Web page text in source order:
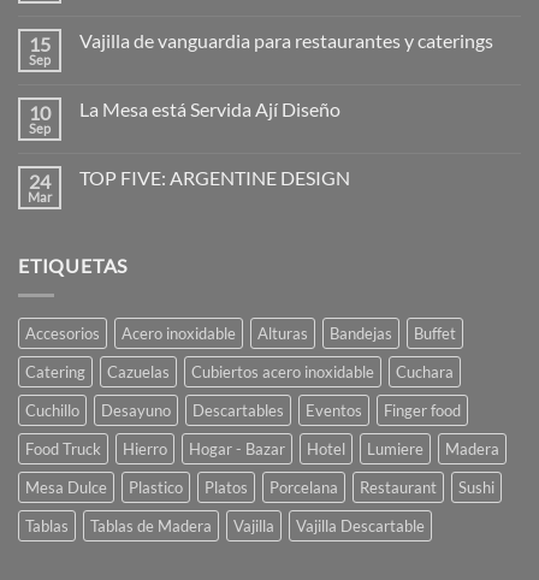
en
al
poder
15
Sep
Vajilla de vanguardia para restaurantes y caterings
en
para
restaurantes
10
Sep
La Mesa está Servida Ají Diseño
en
Ají
Diseño
24
Mar
TOP FIVE: ARGENTINE DESIGN
TOP
ETIQUETAS
Accesorios Acero inoxidable Alturas Bandejas
Buffet
Catering
Cazuelas Cubiertos acero inoxidable
Cuchara
Cuchillo
Desayuno Descartables Eventos
Finger food
Food Truck
Hierro Hogar - Bazar Hotel Lumiere
Madera
Mesa Dulce
Plastico Platos Porcelana Restaurant
Sushi
Tablas
Tablas de Madera Vajilla Vajilla Descartable